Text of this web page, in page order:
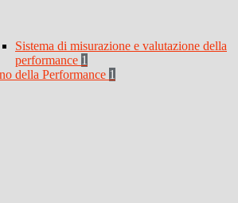
Sistema di misurazione e valutazione della
performance 1
della Performance 1